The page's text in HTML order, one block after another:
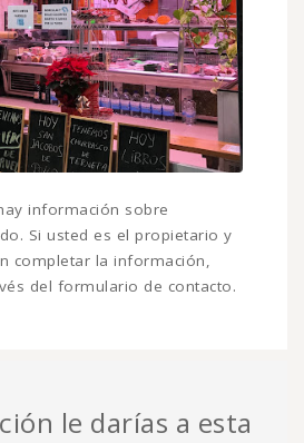
información sobre
Si usted es el propietario y
completar la información,
del formulario de contacto.
le darías a esta